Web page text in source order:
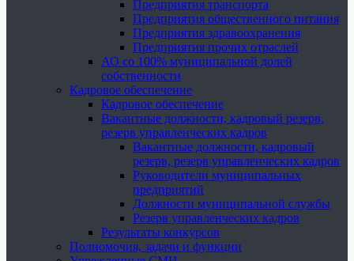
Предприятия транспорта
Предприятия общественного питания
Предприятия здравоохранения
Предприятия прочих отраслей
АО со 100% муниципальной долей
собственности
Кадровое обеспечение
Кадровое обеспечение
Вакантные должности, кадровый резерв,
резерв управленческих кадров
Вакантные должности, кадровый
резерв, резерв управленческих кадров
Руководители муниципальных
предприятий
Должности муниципальной службы
Резерв управленческих кадров
Результаты конкурсов
Полномочия, задачи и функции